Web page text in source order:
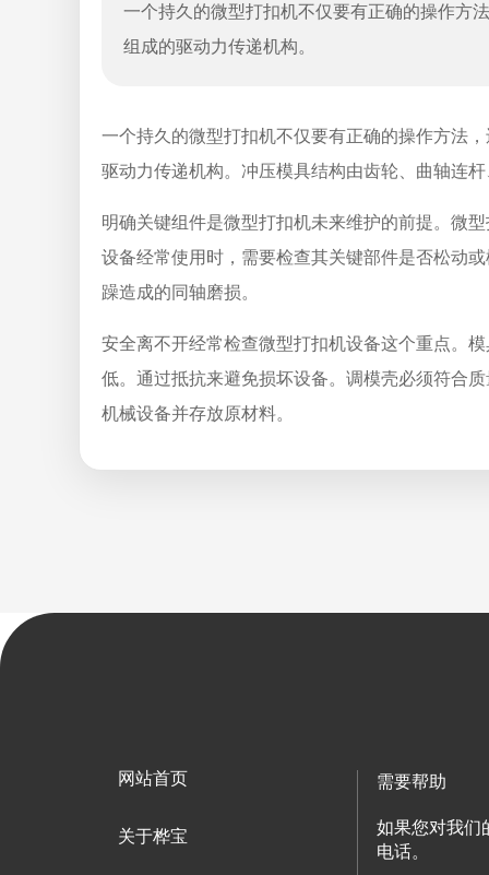
一个持久的微型打扣机不仅要有正确的操作方
组成的驱动力传递机构。
一个持久的微型打扣机不仅要有正确的操作方法
驱动力传递机构。冲压模具结构由齿轮、曲轴连
明确关键组件是微型打扣机未来维护的前提。微
设备经常使用时，需要检查其关键部件是否松动
躁造成的同轴磨损。
安全离不开经常检查微型打扣机设备这个重点。
低。通过抵抗来避免损坏设备。调模壳必须符合
机械设备并存放原材料。
网站首页
关于桦宝
需要帮助
如果您对我们
电话。